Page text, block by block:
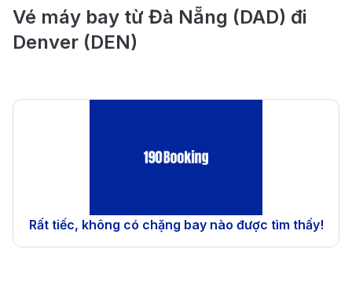
Vé máy bay từ Đà Nẵng (DAD) đi
Denver (DEN)
Rất tiếc, không có chặng bay nào được tìm thấy!